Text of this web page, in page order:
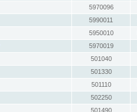
5970096
5990011
5950010
5970019
501040
501330
501110
502250
501490